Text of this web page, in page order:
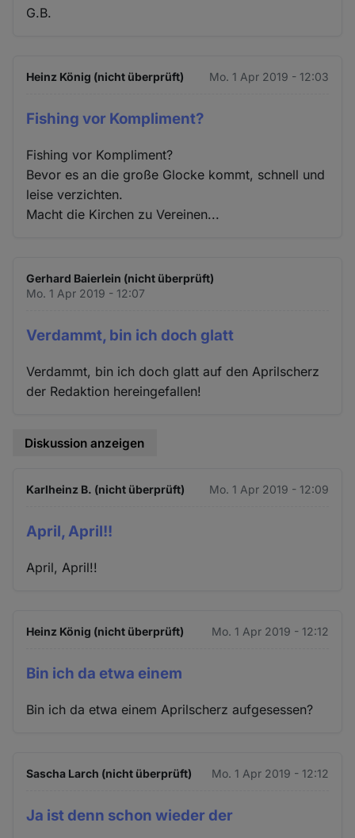
G.B.
Heinz König (nicht überprüft) Mo. 1 Apr 2019 - 12:03
Fishing vor Kompliment?
Fishing vor Kompliment?
Bevor es an die große Glocke kommt, schnell und
leise verzichten.
Macht die Kirchen zu Vereinen...
Gerhard Baierlein (nicht überprüft)
Mo. 1 Apr 2019 - 12:07
Verdammt, bin ich doch glatt
Verdammt, bin ich doch glatt auf den Aprilscherz
der Redaktion hereingefallen!
Diskussion anzeigen
Karlheinz B. (nicht überprüft) Mo. 1 Apr 2019 - 12:09
April, April!!
April, April!!
Heinz König (nicht überprüft) Mo. 1 Apr 2019 - 12:12
Bin ich da etwa einem
Bin ich da etwa einem Aprilscherz aufgesessen?
Sascha Larch (nicht überprüft) Mo. 1 Apr 2019 - 12:12
Ja ist denn schon wieder der